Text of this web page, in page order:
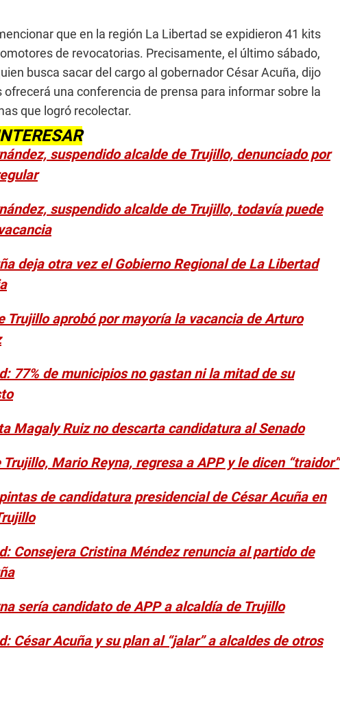
que en la región La Libertad se expidieron 41 kits
de revocatorias. Precisamente, el último sábado,
busca sacar del cargo al gobernador César Acuña, dijo
ofrecerá una conferencia de prensa para informar sobre la
que logró recolectar.
suspendido alcalde de Trujillo, denunciado por
suspendido alcalde de Trujillo, todavía puede
deja otra vez el Gobierno Regional de La Libertad
Trujillo aprobó por mayoría la vacancia de Arturo
77% de municipios no gastan ni la mitad de su
Magaly Ruiz no descarta candidatura al Senado
Mario Reyna, regresa a APP y le dicen “traidor”
de candidatura presidencial de César Acuña en
Consejera Cristina Méndez renuncia al partido de
sería candidato de APP a alcaldía de Trujillo
César Acuña y su plan al “jalar” a alcaldes de otros